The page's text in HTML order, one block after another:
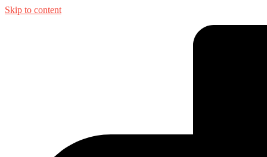
Skip to content